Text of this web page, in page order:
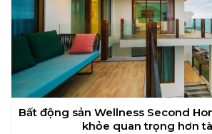
Bất động sản Wellness Second
khỏe quan trọng hơn